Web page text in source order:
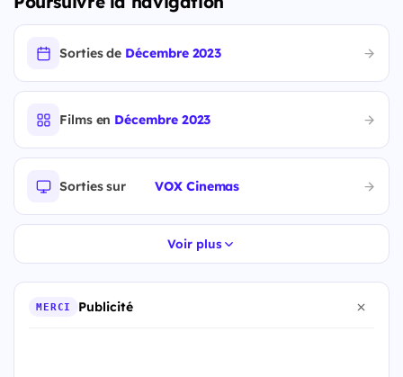
Sorties de Décembre 2023
Films en Décembre 2023
Sorties sur VOX Cinemas
Voir plus
MERCI Publicité